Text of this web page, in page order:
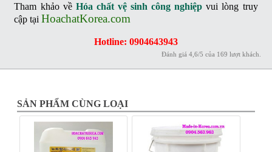
Tham khảo về Hóa chất vệ sinh công nghiệp vui lòng truy
cập tại HoachatKorea.com
Hotline: 0904643943
Đánh giá 4,6/5 của 169 lượt khách.
SẢN PHẨM CÙNG LOẠI